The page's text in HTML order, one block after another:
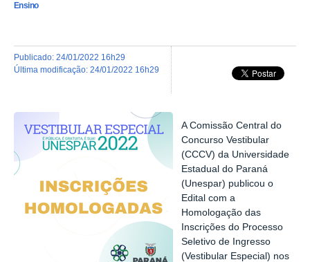
Ensino
publicado: 24/01/2022 16h29
última modificação: 24/01/2022 16h29
A Comissão Central do
Concurso Vestibular
(CCCV) da Universidade
Estadual do Paraná
(Unespar) publicou o
Edital com a
Homologação das
Inscrições do Processo
Seletivo de Ingresso
(Vestibular Especial) nos